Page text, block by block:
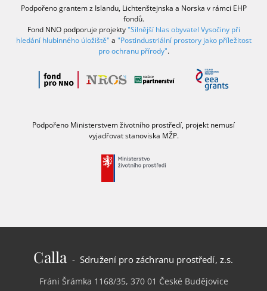
Podpořeno grantem z Islandu, Lichtenštejnska a Norska v rámci EHP
fondů.
Fond NNO podporuje projekty"Silnější hlas obyvatel Vysočiny při
hledání hlubinného úložiště" a "Postindustriální prostory jako příležitost
pro ochranu přírody".
Podpořeno Ministerstvem životního prostředí, projekt nemusí
vyjadřovat stanoviska MŽP.
Calla- Sdružení pro záchranu prostředí, z.s.
Fráni Šrámka 1168/35, 370 01 České Budějovice